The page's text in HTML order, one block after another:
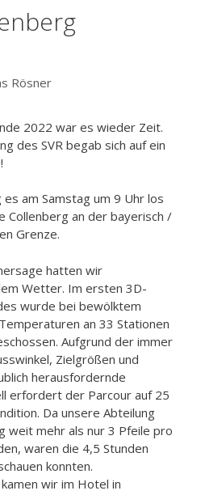
Rösner
2022 war es wieder Zeit.
des SVR begab sich auf ein
am Samstag um 9 Uhr los
Collenberg an der bayerisch /
Grenze.
hatten wir
Wetter. Im ersten 3D-
wurde bei bewölktem
an 33 Stationen
Aufgrund der immer
Zielgrößen und
herausfordernde
erfordert der Parcour auf 25
Da unsere Abteilung
weit mehr als nur 3 Pfeile pro
waren die 4,5 Stunden
konnten.
wir im Hotel in